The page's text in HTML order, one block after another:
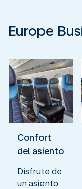
Europe
Confort
del asiento
Disfrute de
un asiento